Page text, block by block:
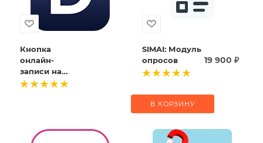
Кнопка
онлайн-
записи на
сайт от DIKIDI
SIMAI: Модуль
опросов
19 900 ₽
В КОРЗИНУ